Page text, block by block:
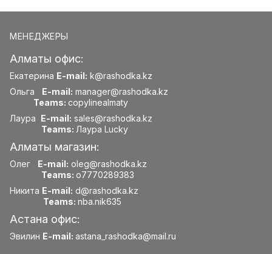
МЕНЕДЖЕРЫ
Алматы офис:
Екатерина E-mail: k@rashodka.kz
Ольга E-mail: manager@rashodka.kz
Teams: copylinealmaty
Лаура E-mail: sales@rashodka.kz
Teams: Лаура Lucky
Алматы магазин:
Олег E-mail: oleg@rashodka.kz
Teams: o7770289383
Никита E-mail: d@rashodka.kz
Teams: nba.nik635
Астана офис:
Эвилин E-mail: astana_rashodka@mail.ru